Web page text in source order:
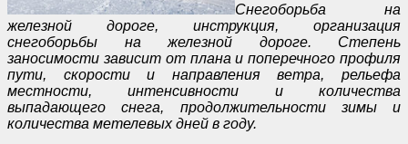
Снегоборьба на
железной дороге, инструкция, организация
снегоборьбы на железной дороге. Степень
заносимости зависит от плана и поперечного профиля
пути, скорости и направления ветра, рельефа
местности, интенсивности и количества
выпадающего снега, продолжительности зимы и
количества метелевых дней в году.